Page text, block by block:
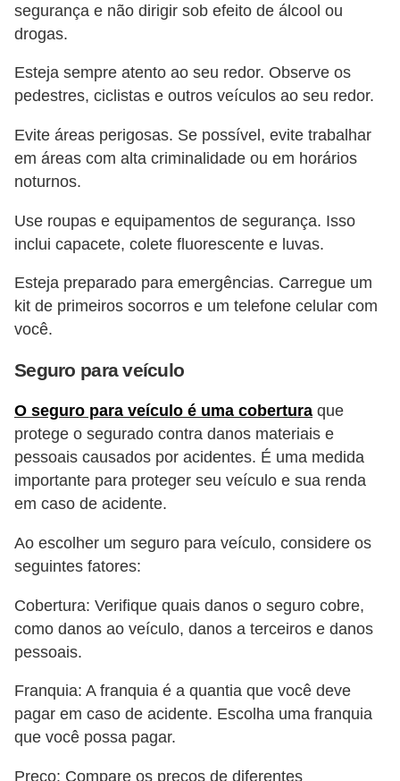
segurança e não dirigir sob efeito de álcool ou
drogas.
Esteja sempre atento ao seu redor. Observe os
pedestres, ciclistas e outros veículos ao seu redor.
Evite áreas perigosas. Se possível, evite trabalhar
em áreas com alta criminalidade ou em horários
noturnos.
Use roupas e equipamentos de segurança. Isso
inclui capacete, colete fluorescente e luvas.
Esteja preparado para emergências. Carregue um
kit de primeiros socorros e um telefone celular com
você.
Seguro para veículo
O seguro para veículo é uma cobertura que
protege o segurado contra danos materiais e
pessoais causados por acidentes. É uma medida
importante para proteger seu veículo e sua renda
em caso de acidente.
Ao escolher um seguro para veículo, considere os
seguintes fatores:
Cobertura: Verifique quais danos o seguro cobre,
como danos ao veículo, danos a terceiros e danos
pessoais.
Franquia: A franquia é a quantia que você deve
pagar em caso de acidente. Escolha uma franquia
que você possa pagar.
Preço: Compare os preços de diferentes